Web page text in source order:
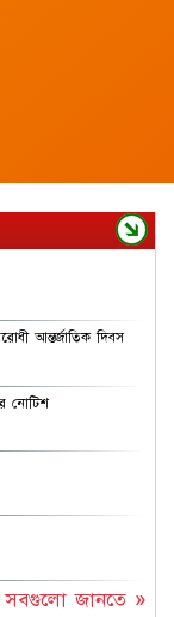
আন্তর্জাতিক দিবস
নোটিশ
সবগুলো জানতে »